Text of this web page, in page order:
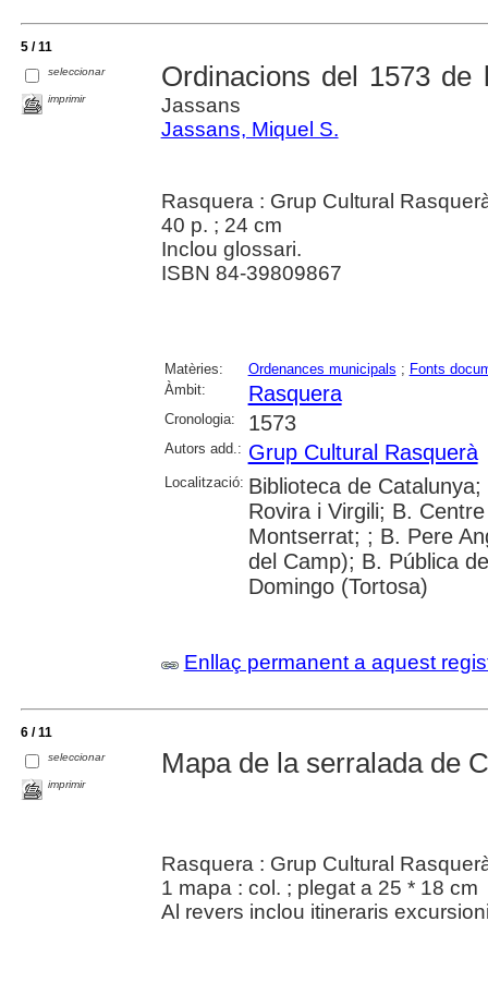
5 / 11
seleccionar
imprimir
Ordinacions del 1573
Jassans
Jassans, Miquel S.
Rasquera : Grup Cultural
40 p. ; 24 cm
Inclou glossari.
ISBN 84-39809867
Matèries: Ordenances municipals ; Fonts
Àmbit:
Rasquera
Cronologia: 1573
Autors add.: Grup Cultural Rasquerà
Localització: Biblioteca de
Rovira i Virgili; B.
Montserrat; ; B. Pere
del Camp); B. Pública
Domingo (Tortosa)
Enllaç permanent a aquest
6 / 11
seleccionar
imprimir
Mapa de la serralada de
Rasquera : Grup Cultural
1 mapa : col. ; plegat a 25 * 18 cm
Al revers inclou itineraris